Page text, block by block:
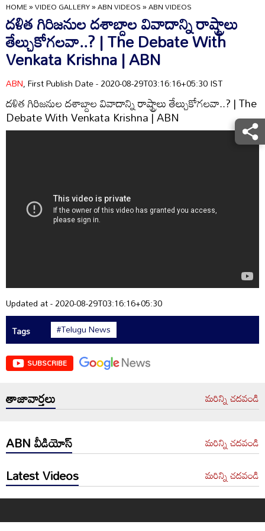
HOME»VIDEO GALLERY»ABN VIDEOS»ABN VIDEOS
దళిత గిరిజనుల దశాబ్దాల వివాదాన్ని రాష్ట్రాలు
తేల్చుకోగలవా..? | The Debate With
Venkata Krishna | ABN
ABN, First Publish Date - 2020-08-29T03:16:16+05:30 IST
దళిత గిరిజనుల దశాబ్దాల వివాదాన్ని రాష్ట్రాలు తేల్చుకోగలవా..? | The
Debate With Venkata Krishna | ABN
Updated at - 2020-08-29T03:16:16+05:30
Tags
#Telugu News
SUBSCRIBE
తాజావార్తలు మరిన్ని చదవండి
ABN వీడియోస్ మరిన్ని చదవండి
Latest Videos మరిన్ని చదవండి